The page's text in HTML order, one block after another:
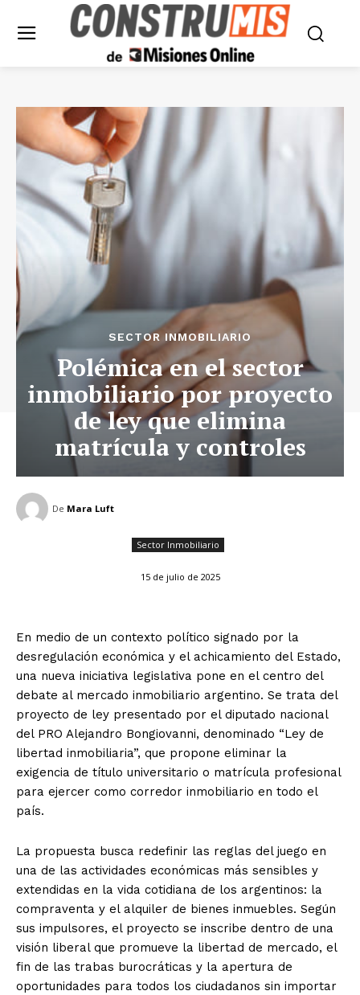
SECTOR INMOBILIARIO
Polémica en el sector
inmobiliario por proyecto
de ley que elimina
matrícula y controles
De Mara Luft
Sector Inmobiliario
15 de julio de 2025
En medio de un contexto político signado por la
desregulación económica y el achicamiento del Estado,
una nueva iniciativa legislativa pone en el centro del
debate al mercado inmobiliario argentino. Se trata del
proyecto de ley presentado por el diputado nacional
del PRO Alejandro Bongiovanni, denominado “Ley de
libertad inmobiliaria”, que propone eliminar la
exigencia de título universitario o matrícula profesional
para ejercer como corredor inmobiliario en todo el
país.
La propuesta busca redefinir las reglas del juego en
una de las actividades económicas más sensibles y
extendidas en la vida cotidiana de los argentinos: la
compraventa y el alquiler de bienes inmuebles. Según
sus impulsores, el proyecto se inscribe dentro de una
visión liberal que promueve la libertad de mercado, el
fin de las trabas burocráticas y la apertura de
oportunidades para todos los ciudadanos sin importar